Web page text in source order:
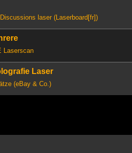
Discussions laser (Laserboard[fr])
Laserscan
Laser
(eBay & Co.)